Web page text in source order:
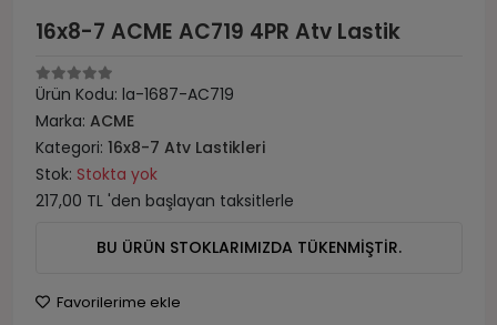
16x8-7 ACME AC719 4PR Atv Lastik
Ürün Kodu: la-1687-AC719
Marka: ACME
Kategori: 16x8-7 Atv Lastikleri
Stok: Stokta yok
217,00 TL 'den başlayan taksitlerle
BU ÜRÜN STOKLARIMIZDA TÜKENMİŞTİR.
Favorilerime ekle